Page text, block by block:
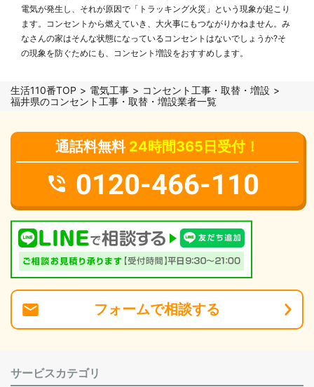
電気が発生し、それが原因で「トラッキング火災」という現象が起こり
ます。コンセントから燃えていき、大火事にもつながりかねません。み
なさんの家はそんな状態になっているコンセントはないでしょうか?そ
の現象を防ぐためにも、コンセント増設をおすすめします。
生活110番TOP 電気工事
コンセント工事・取替・増設
福井県のコンセント工事・取替・増設業者一覧
通話料無料 24時間365日受付！
0120-466-110
フォームで相談する
サービスカテゴリ